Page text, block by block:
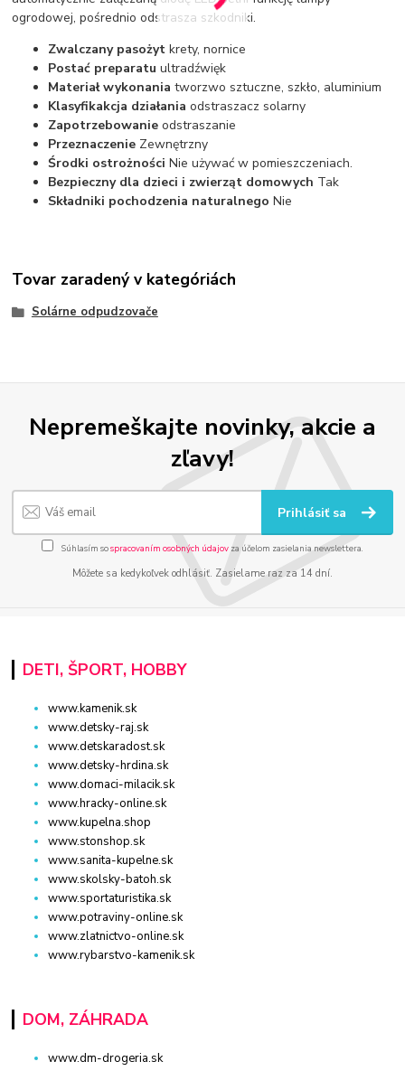
ogrodowej, pośrednio odstrasza szkodniki.
Zwalczany pasożyt krety, nornice
Postać preparatu ultradźwięk
Materiał wykonania tworzwo sztuczne, szkło, aluminium
Klasyfikakcja działania odstraszacz solarny
Zapotrzebowanie odstraszanie
Przeznaczenie Zewnętrzny
Środki ostrożności Nie używać w pomieszczeniach.
Bezpieczny dla dzieci i zwierząt domowych Tak
Składniki pochodzenia naturalnego Nie
Tovar zaradený v kategóriách
Solárne odpudzovače
Nepremeškajte novinky, akcie a
zľavy!
Prihlásiť sa
Súhlasím sospracovaním osobných údajov za účelom zasielania newslettera.
Môžete sa kedykoľvek odhlásiť. Zasielame raz za 14 dní.
DETI, ŠPORT, HOBBY
www.kamenik.sk
www.detsky-raj.sk
www.detskaradost.sk
www.detsky-hrdina.sk
www.domaci-milacik.sk
www.hracky-online.sk
www.kupelna.shop
www.stonshop.sk
www.sanita-kupelne.sk
www.skolsky-batoh.sk
www.sportaturistika.sk
www.potraviny-online.sk
www.zlatnictvo-online.sk
www.rybarstvo-kamenik.sk
DOM, ZÁHRADA
www.dm-drogeria.sk